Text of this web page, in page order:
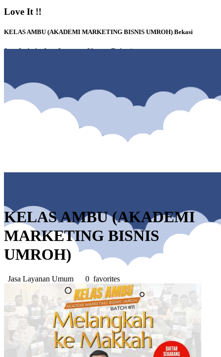
Love It !!
KELAS AMBU (AKADEMI MARKETING BISNIS UMROH) Bekasi
Jasa Lokal - Jasa Layanan Umum Bekasi
KELAS AMBU (AKADEMI
MARKETING BISNIS
UMROH)
Jasa Layanan Umum 0 favorites